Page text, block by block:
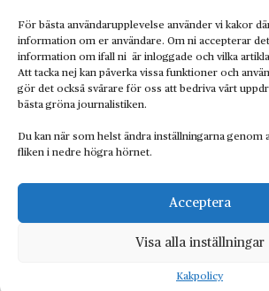
För bästa användarupplevelse använder vi kakor
information om er användare. Om ni accepterar det
information om ifall ni är inloggade och vilka
Att tacka nej kan påverka vissa funktioner och
gör det också svårare för oss att bedriva vårt
bästa gröna journalistiken.
Du kan när som helst ändra inställningarna genom
fliken i nedre högra hörnet.
Acceptera
Visa alla inställningar
Kakpolicy
det viktigaste som händer lokalt och globalt
omställningsrörelsen. En omställning till ett
både via starka och lika rättigheter för alla
ekonomiska och sociala klyftor, samt
Personuppgiftsbehandling och cookies Sidkarta
© 2014–2026 Landets Fria